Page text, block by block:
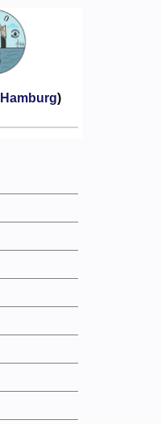
)